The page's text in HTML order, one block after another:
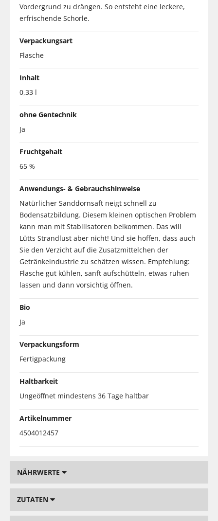
Vordergrund zu drängen. So entsteht eine leckere,
erfrischende Schorle.
Verpackungsart
Flasche
Inhalt
0,33 l
ohne Gentechnik
Ja
Fruchtgehalt
65 %
Anwendungs- & Gebrauchshinweise
Natürlicher Sanddornsaft neigt schnell zu
Bodensatzbildung. Diesem kleinen optischen Problem
kann man mit Stabilisatoren beikommen. Das will
Lütts Strandlust aber nicht! Und sie hoffen, dass auch
Sie den Verzicht auf die Zusatzmittelchen der
Getränkeindustrie zu schätzen wissen. Empfehlung:
Flasche gut kühlen, sanft aufschütteln, etwas ruhen
lassen und dann vorsichtig öffnen.
Bio
Ja
Verpackungsform
Fertigpackung
Haltbarkeit
Ungeöffnet mindestens 36 Tage haltbar
Artikelnummer
4504012457
NÄHRWERTE
ZUTATEN